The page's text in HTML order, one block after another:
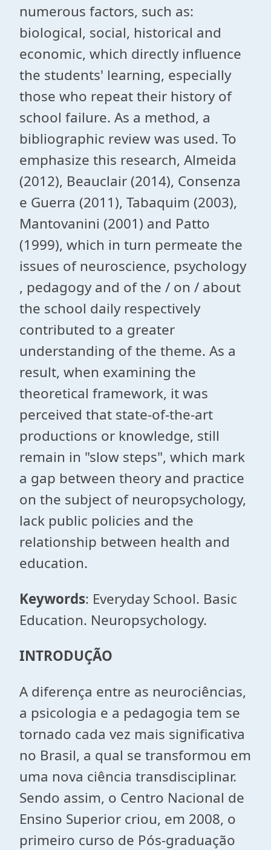
numerous factors, such as:
biological, social, historical and
economic, which directly influence
the students' learning, especially
those who repeat their history of
school failure. As a method, a
bibliographic review was used. To
emphasize this research, Almeida
(2012), Beauclair (2014), Consenza
e Guerra (2011), Tabaquim (2003),
Mantovanini (2001) and Patto
(1999), which in turn permeate the
issues of neuroscience, psychology
, pedagogy and of the / on / about
the school daily respectively
contributed to a greater
understanding of the theme. As a
result, when examining the
theoretical framework, it was
perceived that state-of-the-art
productions or knowledge, still
remain in "slow steps", which mark
a gap between theory and practice
on the subject of neuropsychology,
lack public policies and the
relationship between health and
education.
Keywords: Everyday School. Basic
Education. Neuropsychology.
INTRODUÇÃO
A diferença entre as neurociências,
a psicologia e a pedagogia tem se
tornado cada vez mais significativa
no Brasil, a qual se transformou em
uma nova ciência transdisciplinar.
Sendo assim, o Centro Nacional de
Ensino Superior criou, em 2008, o
primeiro curso de Pós-graduação